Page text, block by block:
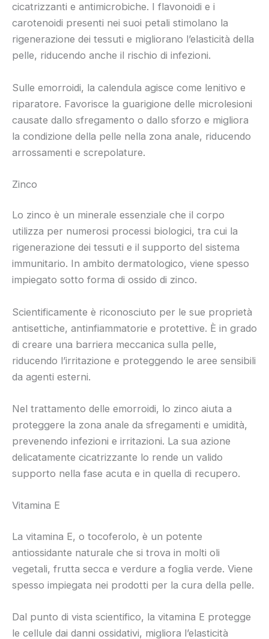
cicatrizzanti e antimicrobiche. I flavonoidi e i
carotenoidi presenti nei suoi petali stimolano la
rigenerazione dei tessuti e migliorano l’elasticità della
pelle, riducendo anche il rischio di infezioni.
Sulle emorroidi, la calendula agisce come lenitivo e
riparatore. Favorisce la guarigione delle microlesioni
causate dallo sfregamento o dallo sforzo e migliora
la condizione della pelle nella zona anale, riducendo
arrossamenti e screpolature.
Zinco
Lo zinco è un minerale essenziale che il corpo
utilizza per numerosi processi biologici, tra cui la
rigenerazione dei tessuti e il supporto del sistema
immunitario. In ambito dermatologico, viene spesso
impiegato sotto forma di ossido di zinco.
Scientificamente è riconosciuto per le sue proprietà
antisettiche, antinfiammatorie e protettive. È in grado
di creare una barriera meccanica sulla pelle,
riducendo l’irritazione e proteggendo le aree sensibili
da agenti esterni.
Nel trattamento delle emorroidi, lo zinco aiuta a
proteggere la zona anale da sfregamenti e umidità,
prevenendo infezioni e irritazioni. La sua azione
delicatamente cicatrizzante lo rende un valido
supporto nella fase acuta e in quella di recupero.
Vitamina E
La vitamina E, o tocoferolo, è un potente
antiossidante naturale che si trova in molti oli
vegetali, frutta secca e verdure a foglia verde. Viene
spesso impiegata nei prodotti per la cura della pelle.
Dal punto di vista scientifico, la vitamina E protegge
le cellule dai danni ossidativi, migliora l’elasticità